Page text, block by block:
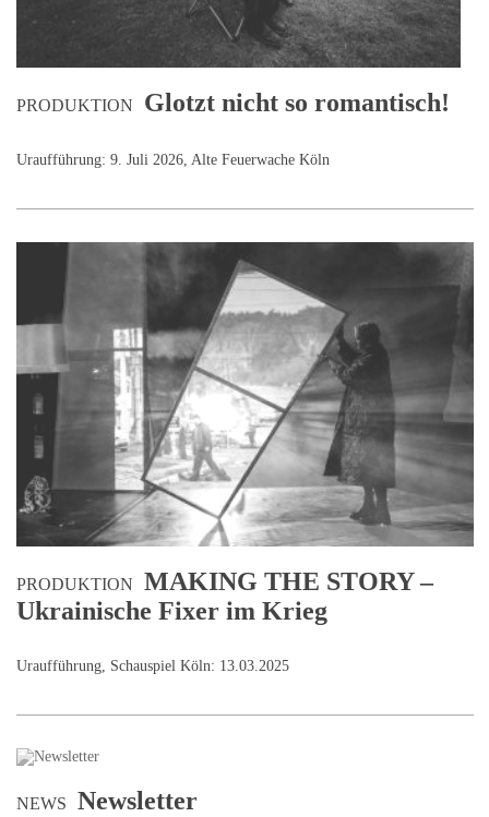
PRODUKTION Glotzt nicht so romantisch!
Uraufführung: 9. Juli 2026, Alte Feuerwache Köln
PRODUKTION
MAKING THE STORY –
Ukrainische Fixer im Krieg
Uraufführung, Schauspiel Köln: 13.03.2025
NEWS Newsletter